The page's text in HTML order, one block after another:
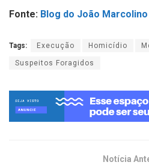
Fonte: Blog do João Marcolino
Tags: Execução Homicídio
Suspeitos Foragidos
Notícia